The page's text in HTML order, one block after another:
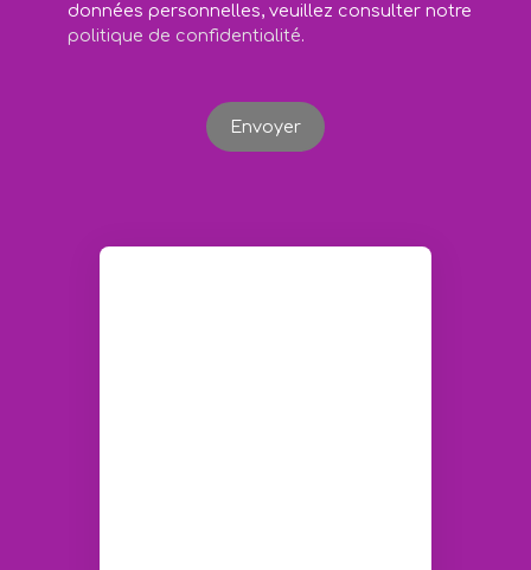
données personnelles, veuillez consulter notre
politique de confidentialité.
Envoyer